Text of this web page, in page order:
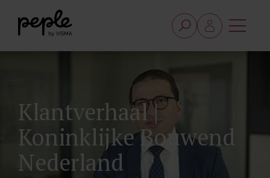
Klantverhaal |
Koninklijke Bouwend
Nederland